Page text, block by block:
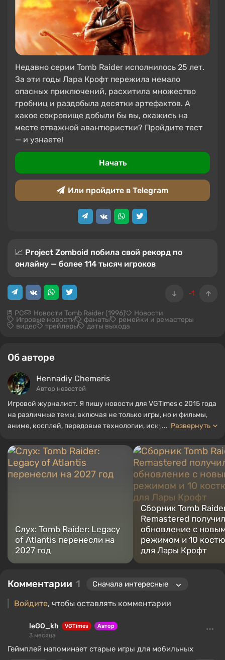
Недавно серии Tomb Raider исполнилось 25 лет.
За эти годы Лара Крофт пережила немало
опасных приключений, расхитила множество
гробниц и раздобыла десятки артефактов. А
какое сокровище добыли бы вы, окажись на
месте отважной авантюристки? Пройдите тест
— и узнаете!
Начать
Или пройдите в Telegram
📈 Project Zomboid побила свой рекорд по
онлайну — более 114 тысяч игроков
-1
PC Новости Tomb Raider (1996) Новости
Игровые новости фанаты ремейки и ремастеры
видео трейлеры даты выхода
Об авторе
Hennadiy Chemеris
Автор новостей
Игровой журналист. Я пишу новости для VGTimes с 2015 года
на различные темы, включая не только игры, но и фильмы,
аниме, косплей, передовые технологии, искусственный
нескольких обзоров, топов, компиляций и других статей,
связанных с видеоиграми. Я собираю различные игровые
сувениры, включая фигурки, постеры, старые консоли и
многое другое. У меня есть живой интерес к ретро-играм. Я
играю с начала 2000-х на PC и консолях.
... Развернуть
Слух: Tomb Raider: Legacy
of Atlantis перенесли на
2027 год
Сборник Tomb
Remastered получил
обновление с
режимом и 10
для Лары Крофт
Комментарии 1
Войдите, чтобы оставлять комментарии
leGO_kh VGTimes Автор
3 месяца
Геймплей напоминает старые игры для мобильных